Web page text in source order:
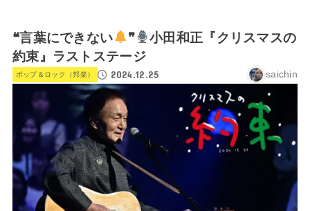
❝言葉にできない ❞
小田和正『クリスマスの
約束』ラストステージ
ポップ＆ロック（邦楽） 2024.12.25 saichin